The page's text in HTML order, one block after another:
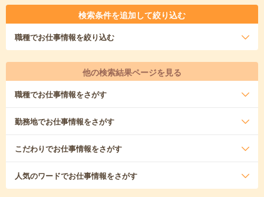
検索条件を追加して絞り込む
職種でお仕事情報を絞り込む
他の検索結果ページを見る
職種でお仕事情報をさがす
勤務地でお仕事情報をさがす
こだわりでお仕事情報をさがす
人気のワードでお仕事情報をさがす